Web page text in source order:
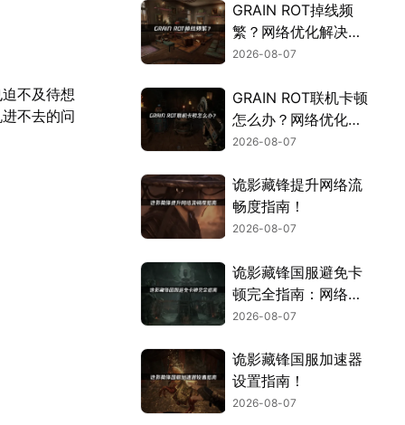
不及待想
不去的问
GRAIN ROT掉线频
繁？网络优化解决指
南！
2026-08-07
GRAIN ROT联机卡顿
怎么办？网络优化解
决方案！
2026-08-07
诡影藏锋提升网络流
畅度指南！
2026-08-07
诡影藏锋国服避免卡
顿完全指南：网络优
化与解决技巧！
2026-08-07
诡影藏锋国服加速器
设置指南！
2026-08-07